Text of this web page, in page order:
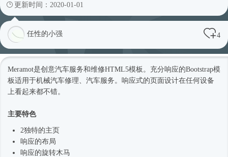
更新时间：2020-01-01
任性的小强 4
Meramot是创意汽车服务和维修HTML5模板 。充分响应的Bootstrap模
板适用于机械汽车修理、汽车服务。 响应式的页面设计在任何设备
上看起来都不错。
主要特色
2独特的主页
响应的布局
响应的旋转木马